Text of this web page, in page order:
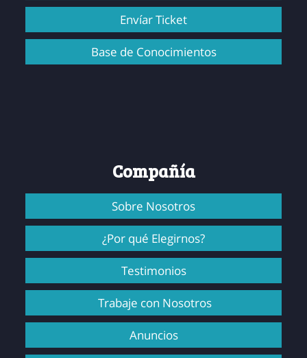
Envíar Ticket
Base de Conocimientos
Compañía
Sobre Nosotros
¿Por qué Elegirnos?
Testimonios
Trabaje con Nosotros
Anuncios